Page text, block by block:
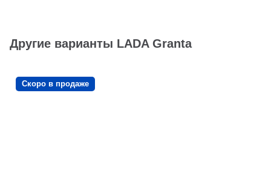
Другие варианты LADA Granta
Скоро в продаже